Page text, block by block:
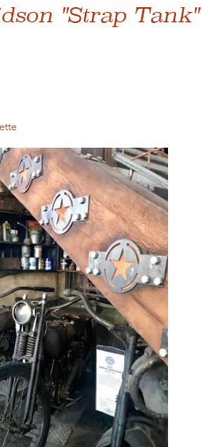
"Strap Tank"